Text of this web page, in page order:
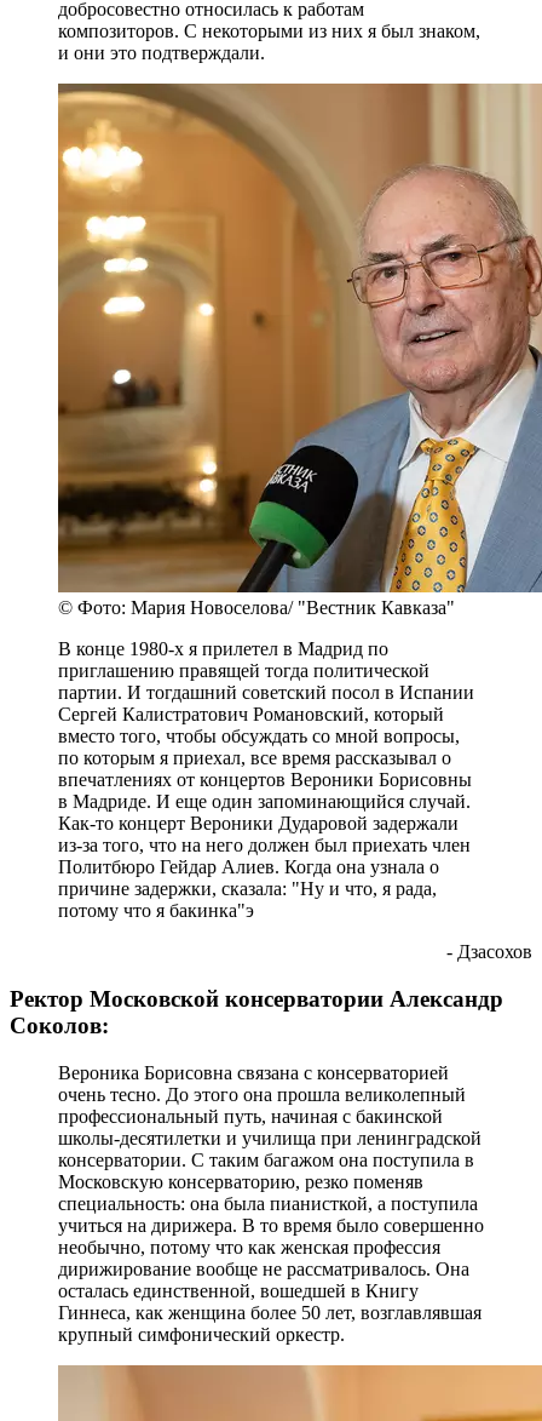
добросовестно относилась к работам
композиторов. С некоторыми из них я был знаком,
и они это подтверждали.
© Фото: Мария Новоселова/ "Вестник Кавказа"
В конце 1980-х я прилетел в Мадрид по
приглашению правящей тогда политической
партии. И тогдашний советский посол в Испании
Сергей Калистратович Романовский, который
вместо того, чтобы обсуждать со мной вопросы,
по которым я приехал, все время рассказывал о
впечатлениях от концертов Вероники Борисовны
в Мадриде. И еще один запоминающийся случай.
Как-то концерт Вероники Дударовой задержали
из-за того, что на него должен был приехать член
Политбюро Гейдар Алиев. Когда она узнала о
причине задержки, сказала: "Ну и что, я рада,
потому что я бакинка"э
- Дзасохов
Ректор Московской консерватории Александр
Соколов:
Вероника Борисовна связана с консерваторией
очень тесно. До этого она прошла великолепный
профессиональный путь, начиная с бакинской
школы-десятилетки и училища при ленинградской
консерватории. С таким багажом она поступила в
Московскую консерваторию, резко поменяв
специальность: она была пианисткой, а поступила
учиться на дирижера. В то время было совершенно
необычно, потому что как женская профессия
дирижирование вообще не рассматривалось. Она
осталась единственной, вошедшей в Книгу
Гиннеса, как женщина более 50 лет, возглавлявшая
крупный симфонический оркестр.